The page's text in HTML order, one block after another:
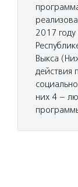
2017 году
Выкса
действия
них 4 –